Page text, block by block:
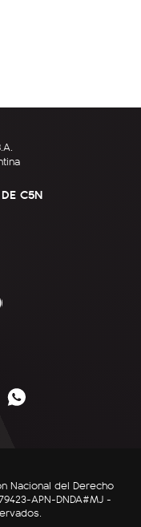
C5N
Nacional del Derecho
APN-DNDA#MJ -